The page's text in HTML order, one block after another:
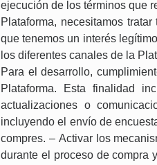
ejecución de los términos que
Plataforma, necesitamos
que tenemos un interés
los diferentes canales de la
Para el desarrollo,
Plataforma. Esta finalidad
actualizaciones o
incluyendo el envío de
compres. – Activar los
durante el proceso de compra